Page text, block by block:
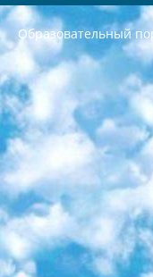
Образовательный
РЕСПУБЛИКА УЗБЕКИСТАН МИНИСТРЕРСТВО ДОШКОЛЬНОГО И ШКОЛЬНОГО ОБРАЗОВАНИЯ КОМАНДА в общеобразовательных учреждениях в 2023-2024 учебном году организация и проведение итоговой государственной аттестации обучающихся о Министра дошкольного и школьного образования Республики Узбекистан от 4 марта 2008 года (постановлением Минюста от 20 марта 2008 года № 1778 государственной регистрации) «Итоговое состояние учащихся общего среднего образования на основании положения об утверждении положения об аттестации общего среднего образования выпускной экзамен студентов в образовательных учреждениях в 2023-2024 учебном году В целях организации и прохождения аттестации приказываю: 1. Следующее: перечень предметов, по которым будет проводиться итоговая государственная аттестация и экзамен формы перевода согласно приложению 1; сертификаты международного образца, оценивающие уровень владения иностранными языками перечень согласно приложению 2; 2. Педагогический при специализированных образовательных учреждениях. научно-практический центр квалификации и международной оценки (Д.Давидова) 2024 г. До 25 марта: задания по предметам, по которым будет проводиться итоговая аттестация разработка и утверждение технических условий; итоговая аттестация на основании разработанного предметного задания разработка вопросов по предметам (устно и письменно), экзамен передача; общеобразовательные средние школы и специальные учебные заведения учащиеся выпускных классов школ и интернатов в агентской системе подготовка базы данных экзаменационных материалов и критериев оценки; перевод базы экзаменационных материалов на все языки обучения подать в Республиканский образовательный центр для изготовления; варианты экзаменов на основе разработанных контрольных материалов пусть будут поставлены задачи формирования. 3. Республиканский образовательный центр (Ш.Худайкулов) до 5 апреля 2024 года. до: база данных предоставленных экзаменационных материалов на все языки обучения перевод и экспертиза; для слепых, слабовидящих, глухих, слабослышащих и умственно отсталых детей учащиеся выпускных классов специализированных школ и школ-интернатов база данных экзаменационных материалов на всех преподаваемых языках подготовка критериев оценки; специализированные школы для умственно отсталых детей и технологии для учащихся выпускных классов школ-интернатов разработка соответствующих рекомендаций и критериев проведения ЕГЭ по естествознанию давать задания. 4. Педагогический при специализированных образовательных учреждениях. Научно-практический центр навыков и международной оценки (Д.Давидова), Республика образовательный центр (Худайкулов Ш.) итоговый государственный аттестационный экзамен ориентирован на творческое и логическое мышление при подготовке базы материалов учитывать введение заданий. 5. Следует отметить, что: сертификат государственного образца о знании общеобразовательного предмета и как минимум национальный уровень B1 по предметам на иностранных языках, указанным в Приложении 2. или международно признанный сертификат эквивалентного уровня студенты, изучающие определенный предмет, освобождаются от экзамена; по соответствующим предметам запланирована итоговая государственная аттестация за день до дня, путем жеребьевки Рабочей группой (в письменной форме по предметам, проводимым в форме) из числа сформированных вариантов выбрано 2 варианта; 2 выбранных варианта экзамена анонсированы на официальном сайте министерства и все выпускники по всей стране на основе этих вариантов проводит итоговую государственную аттестацию. 6. Государственное образование учащихся средних общеобразовательных учреждений. знания в соответствии с квалификационными требованиями, которые необходимо приобрести на основании стандартов итоговый (выпускной) контроль для 9 и 11 классов в целях тестирования Экзамены (далее – экзамены) состоят из предметов, перечисленных в приложении 1. будет сделано. 7. Экзамены пройдут с 26 мая по 15 июня 2024 г. (кроме науки физического воспитания). 8. Физическая для учащихся 9 классов общесредних образовательных учреждений. Экзамены по предмету «Образование, квалификация медицина» 1-6 мая 2024 года. сотрудники перевести под присмотр (с отклонениями в физическом или умственном развитии) специализированная школа